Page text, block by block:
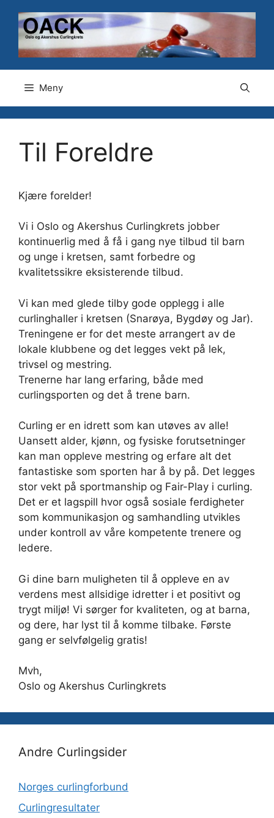
innhold
Meny
Til Foreldre
Kjære forelder!
Vi i Oslo og Akershus Curlingkrets jobber
kontinuerlig med å få i gang nye tilbud til barn
og unge i kretsen, samt forbedre og
kvalitetssikre eksisterende tilbud.
Vi kan med glede tilby gode opplegg i alle
curlinghaller i kretsen (Snarøya, Bygdøy og Jar).
Treningene er for det meste arrangert av de
lokale klubbene og det legges vekt på lek,
trivsel og mestring.
Trenerne har lang erfaring, både med
curlingsporten og det å trene barn.
Curling er en idrett som kan utøves av alle!
Uansett alder, kjønn, og fysiske forutsetninger
kan man oppleve mestring og erfare alt det
fantastiske som sporten har å by på. Det legges
stor vekt på sportmanship og Fair-Play i curling.
Det er et lagspill hvor også sosiale ferdigheter
som kommunikasjon og samhandling utvikles
under kontroll av våre kompetente trenere og
ledere.
Gi dine barn muligheten til å oppleve en av
verdens mest allsidige idretter i et positivt og
trygt miljø! Vi sørger for kvaliteten, og at barna,
og dere, har lyst til å komme tilbake. Første
gang er selvfølgelig gratis!
Mvh,
Oslo og Akershus Curlingkrets
Andre Curlingsider
Norges curlingforbund
Curlingresultater